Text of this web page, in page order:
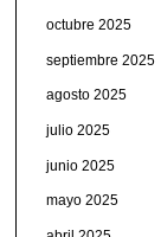
octubre 2025
septiembre 2025
agosto 2025
julio 2025
junio 2025
mayo 2025